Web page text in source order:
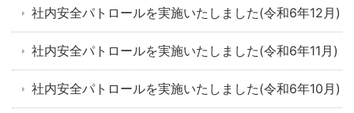
社内安全パトロールを実施いたしました(令和6年12月)
社内安全パトロールを実施いたしました(令和6年11月)
社内安全パトロールを実施いたしました(令和6年10月)